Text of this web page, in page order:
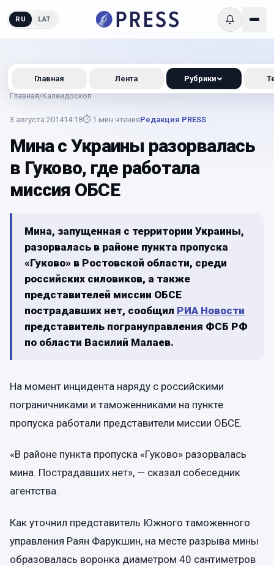
RU LAT
Главная/Калейдоскоп
3 августа 201414:18⏱ 1 мин чтенияРедакция PRESS
Мина с Украины разорвалась
в Гуково, где работала
миссия ОБСЕ
Мина, запущенная с территории Украины,
разорвалась в районе пункта пропуска
«Гуково» в Ростовской области, среди
российских силовиков, а также
представителей миссии ОБСЕ
пострадавших нет, сообщил РИА Новости
представитель погрануправления ФСБ РФ
по области Василий Малаев.
На момент инцидента наряду с российскими
пограничниками и таможенниками на пункте
пропуска работали представители миссии ОБСЕ.
«В районе пункта пропуска «Гуково» разорвалась
мина. Пострадавших нет», — сказал собеседник
агентства.
Как уточнил представитель Южного таможенного
управления Раян Фарукшин, на месте разрыва мины
образовалась воронка диаметром 40 сантиметров
Главная Лента Рубрики